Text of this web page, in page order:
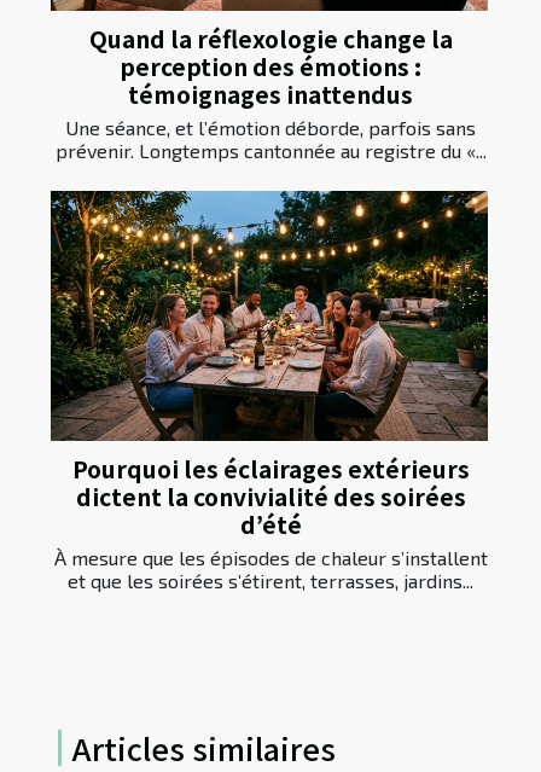
Quand la réflexologie change la
perception des émotions :
témoignages inattendus
Une séance, et l’émotion déborde, parfois sans
prévenir. Longtemps cantonnée au registre du «...
Pourquoi les éclairages extérieurs
dictent la convivialité des soirées
d’été
À mesure que les épisodes de chaleur s’installent
et que les soirées s’étirent, terrasses, jardins...
Articles similaires